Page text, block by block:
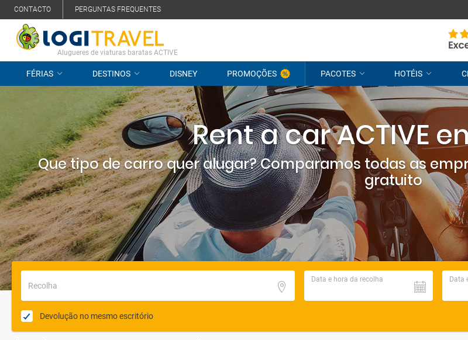
CONTACTO PERGUNTAS FREQUENTES
Alugueres de viaturas baratas ACTIVE
FÉRIAS DESTINOS DISNEY PROMOÇÕES PACOTES HOTÉIS
Rent a car ACTIVE
Que tipo de carro quer alugar? Comparamos todas as
gratuito
Recolha
Data e hora da recolha Data
Devolução no mesmo escritório